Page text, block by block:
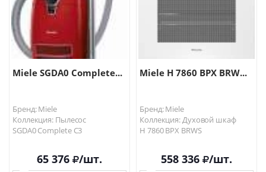
Miele SGDA0 Complete...
Бренд: Miele
Коллекция: Пылесос
SGDA0 Complete C3
65 376 /шт.
Miele H 7860 BPX BRW...
Бренд: Miele
Коллекция: Духовой шкаф
H 7860 BPX BRWS
558 336 /шт.